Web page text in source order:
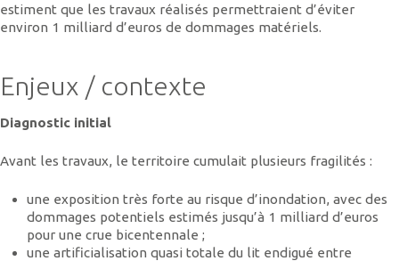
estiment que les travaux réalisés permettraient d’éviter
environ 1 milliard d’euros de dommages matériels.
Enjeux / contexte
Diagnostic initial
Avant les travaux, le territoire cumulait plusieurs fragilités :
une exposition très forte au risque d’inondation, avec des
dommages potentiels estimés jusqu’à 1 milliard d’euros
pour une crue bicentennale ;
une artificialisation quasi totale du lit endigué entre